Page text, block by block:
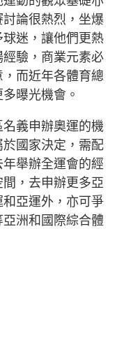
論很熱烈，坐爆
迷，讓他們更熱
驗，商業元素必
而近年各體育總
曝光機會。
義申辦奧運的機
國家決定，需配
舉辦全運會的經
，去申辦更多亞
亞運外，亦可爭
洲和國際綜合體